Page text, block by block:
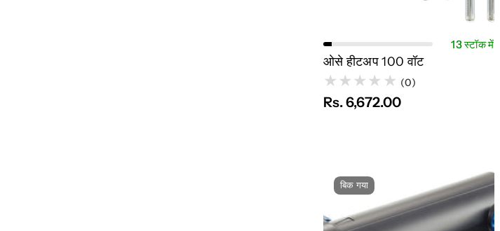
13 स्टॉक में
ओसे हीटअप 100 वॉट
(0)
Rs. 6,672.00
बिक गया